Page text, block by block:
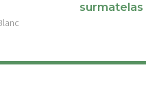
surmatelas